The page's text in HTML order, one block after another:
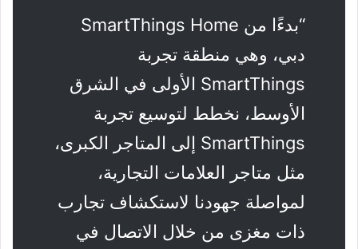
“بدءًا من SmartThings Home
دبي، وهي منطقة تجربة
SmartThings الأولى في الشرق
الأوسط، نخطط لتوسيع تجربة
SmartThings إلى المتاجر الكبرى،
مثل متاجر العلامات التجارية،
لمواصلة جهودنا لاستكشاف تجارب
ذات مغزى من خلال الاتصال في